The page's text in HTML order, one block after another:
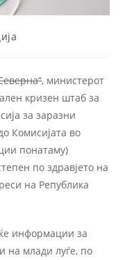
, министерот
кризен штаб за
за заразни
Комисијата во
понатаму)
по здравјето на
на Република
информации за
на млади луѓе, по